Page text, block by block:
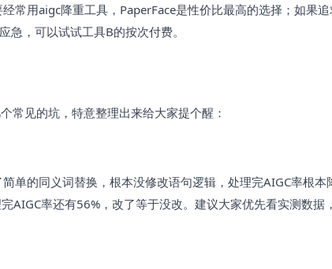
常用aigc降重工具，PaperFace是性价比最高的选择；如果
，可以试试工具B的按次付费。
常见的坑，特意整理出来给大家提个醒：
单的同义词替换，根本没修改语句逻辑，处理完AIGC率根本
AIGC率还有56%，改了等于没改。建议大家优先看实测数据